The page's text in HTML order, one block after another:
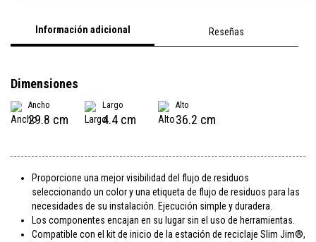
Información adicional Reseñas
Dimensiones
Ancho
29.8 cm
Largo
4.4 cm
Alto
36.2 cm
Proporcione una mejor visibilidad del flujo de residuos
seleccionando un color y una etiqueta de flujo de residuos para las
necesidades de su instalación. Ejecución simple y duradera.
Los componentes encajan en su lugar sin el uso de herramientas.
Compatible con el kit de inicio de la estación de reciclaje Slim Jim®,